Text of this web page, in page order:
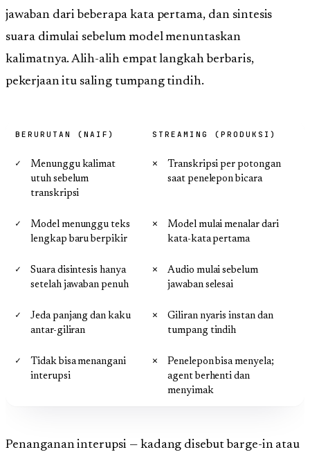
jawaban dari beberapa kata pertama, dan sintesis
suara dimulai sebelum model menuntaskan
kalimatnya. Alih-alih empat langkah berbaris,
pekerjaan itu saling tumpang tindih.
BERURUTAN (NAIF) STREAMING (PRODUKSI)
Menunggu kalimat
utuh sebelum
transkripsi
Transkripsi per potongan
saat penelepon bicara
Model menunggu teks
lengkap baru berpikir
Model mulai menalar dari
kata-kata pertama
Suara disintesis hanya
setelah jawaban penuh
Audio mulai sebelum
jawaban selesai
Jeda panjang dan kaku
antar-giliran
Giliran nyaris instan dan
tumpang tindih
Tidak bisa menangani
interupsi
Penelepon bisa menyela;
agent berhenti dan
menyimak
Penanganan interupsi — kadang disebut barge-in atau